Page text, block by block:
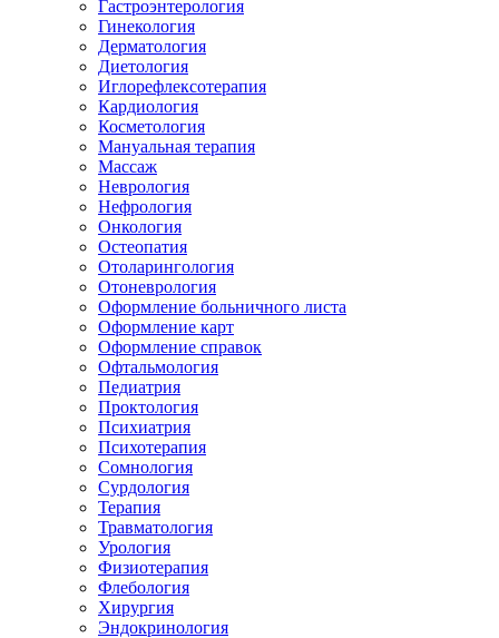
Гастроэнтерология
Гинекология
Дерматология
Диетология
Иглорефлексотерапия
Кардиология
Косметология
Мануальная терапия
Массаж
Неврология
Нефрология
Онкология
Остеопатия
Отоларингология
Отоневрология
Оформление больничного листа
Оформление карт
Оформление справок
Офтальмология
Педиатрия
Проктология
Психиатрия
Психотерапия
Сомнология
Сурдология
Терапия
Травматология
Урология
Физиотерапия
Флебология
Хирургия
Эндокринология